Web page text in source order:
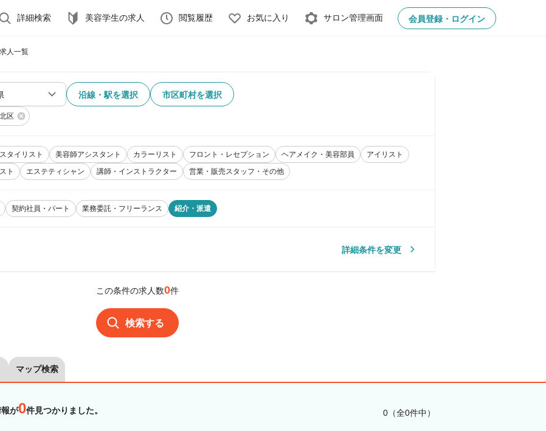
詳細検索 美容学生の求人 閲覧履歴 お気に入り サロン管理画面 会員登録・ログイン
人一覧
沿線・駅を選択 市区町村を選択
区
タイリスト 美容師アシスタント カラーリスト フロント・レセプション ヘアメイク・美容部員
アイリスト
ト
エステティシャン 講師・インストラクター 営業・販売スタッフ・その他
契約社員・パート 業務委託・フリーランス 紹介・派遣
詳細条件を変更
この条件の求人数0件
検索する
マップ検索
が0件見つかりました。 0（全0件中）